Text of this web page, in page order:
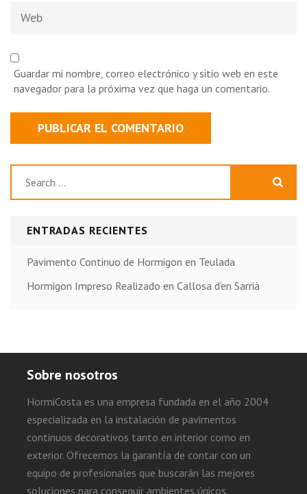
Guardar mi nombre, correo electrónico y sitio web en este
navegador para la próxima vez que haga un comentario.
ENTRADAS RECIENTES
Pavimento Continuo de Hormigon en Teulada
Hormigon Impreso Realizado en Callosa d’en Sarrià
Sobre nosotros
HormiCosta es una empresa fundada en el año 2004
especializada en la instalación de pavimentos
continuos decorativos tanto en interior como en
exterior. Ofrecemos la garantía de contar con un
equipo de profesionales que buscarán las mejores
soluciones para conseguir ambientes únicos.